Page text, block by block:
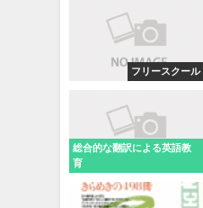
フリースクール
総合的な翻訳による英語教
育